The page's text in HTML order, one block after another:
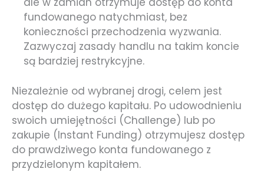
fundowanego natychmiast, bez
konieczności przechodzenia wyzwania.
Zazwyczaj zasady handlu na takim koncie
są bardziej restrykcyjne.
Niezależnie od wybranej drogi, celem jest
dostęp do dużego kapitału. Po udowodnieniu
swoich umiejętności (Challenge) lub po
zakupie (Instant Funding) otrzymujesz dostęp
do prawdziwego konta fundowanego z
przydzielonym kapitałem.